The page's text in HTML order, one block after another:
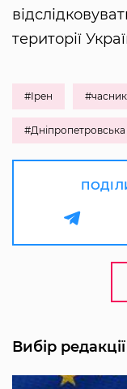
території
#Ірен #часник
Вибір редакції